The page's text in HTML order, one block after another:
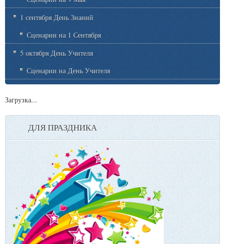
1 сентября День Знаний
Сценарии на 1 Сентября
5 октября День Учителя
Сценарии на День Учителя
Загрузка...
ДЛЯ ПРАЗДНИКА